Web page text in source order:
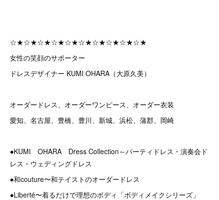
☆★☆★☆★☆★☆★☆★☆★☆★☆★☆★
女性の笑顔のサポーター
ドレスデザイナー KUMI OHARA（大原久美）
オーダードレス、オーダーワンピース、オーダー衣装
愛知、名古屋、豊橋、豊川、新城、浜松、蒲郡、岡崎
●KUMI OHARA Dress Collection～パーティドレス・演奏会ド
レス・ウェディングドレス
●和couture〜和テイストのオーダードレス
●Liberté〜着るだけで理想のボディ「ボディメイクシリーズ」